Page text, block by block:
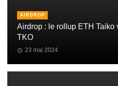
AIRDROP
Airdrop : le rollup ETH Taiko
TKO
23 mai 2024